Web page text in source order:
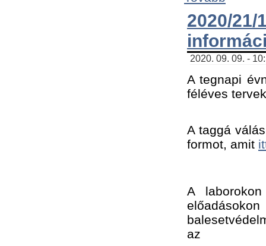
2020/
2020. 09. 09. -
A tegnapi
féléves
A taggá
formot, amit
A
az ﻿